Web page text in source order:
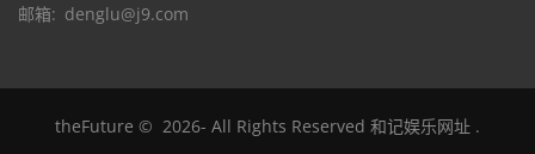
邮箱 denglu@j9.com
theFuture © 2026- All Rights Reserved 和记娱乐网址 .